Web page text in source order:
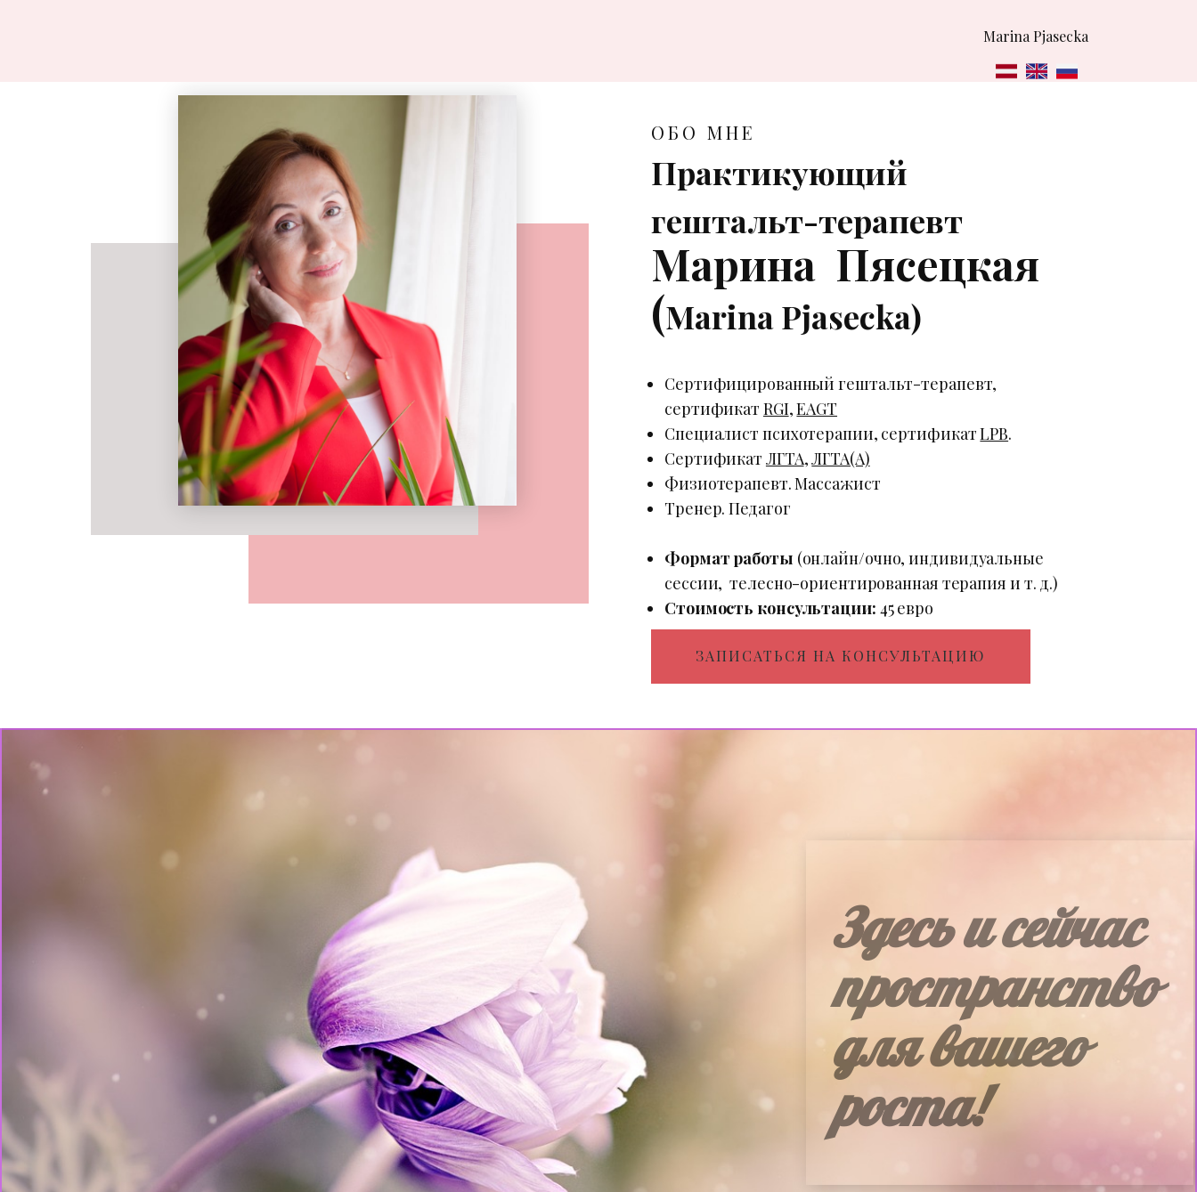
Marina Pjasecka
ОБО МНЕ
Практикующий
гештальт-терапевт
Марина Пясецкая
(Marina Pjasecka)
Сертифицированный гештальт-терапевт,
сертификат RGI,EAGT
Специалист психотерапии, сертификатLPB.
Сертификат ЛГТА,ЛГТА(А)
Физиотерапевт. Массажист
Тренер. Педагог
Формат работы (онлайн/очно, индивидуальные
сессии, ​ телесно-ориентированная терапия и т. д.)
Стоимость консультации: 45 евро
ЗАПИСАТЬСЯ НА КОНСУЛЬТАЦИЮ
Здесь и сейчас
пространство
для вашего
роста!